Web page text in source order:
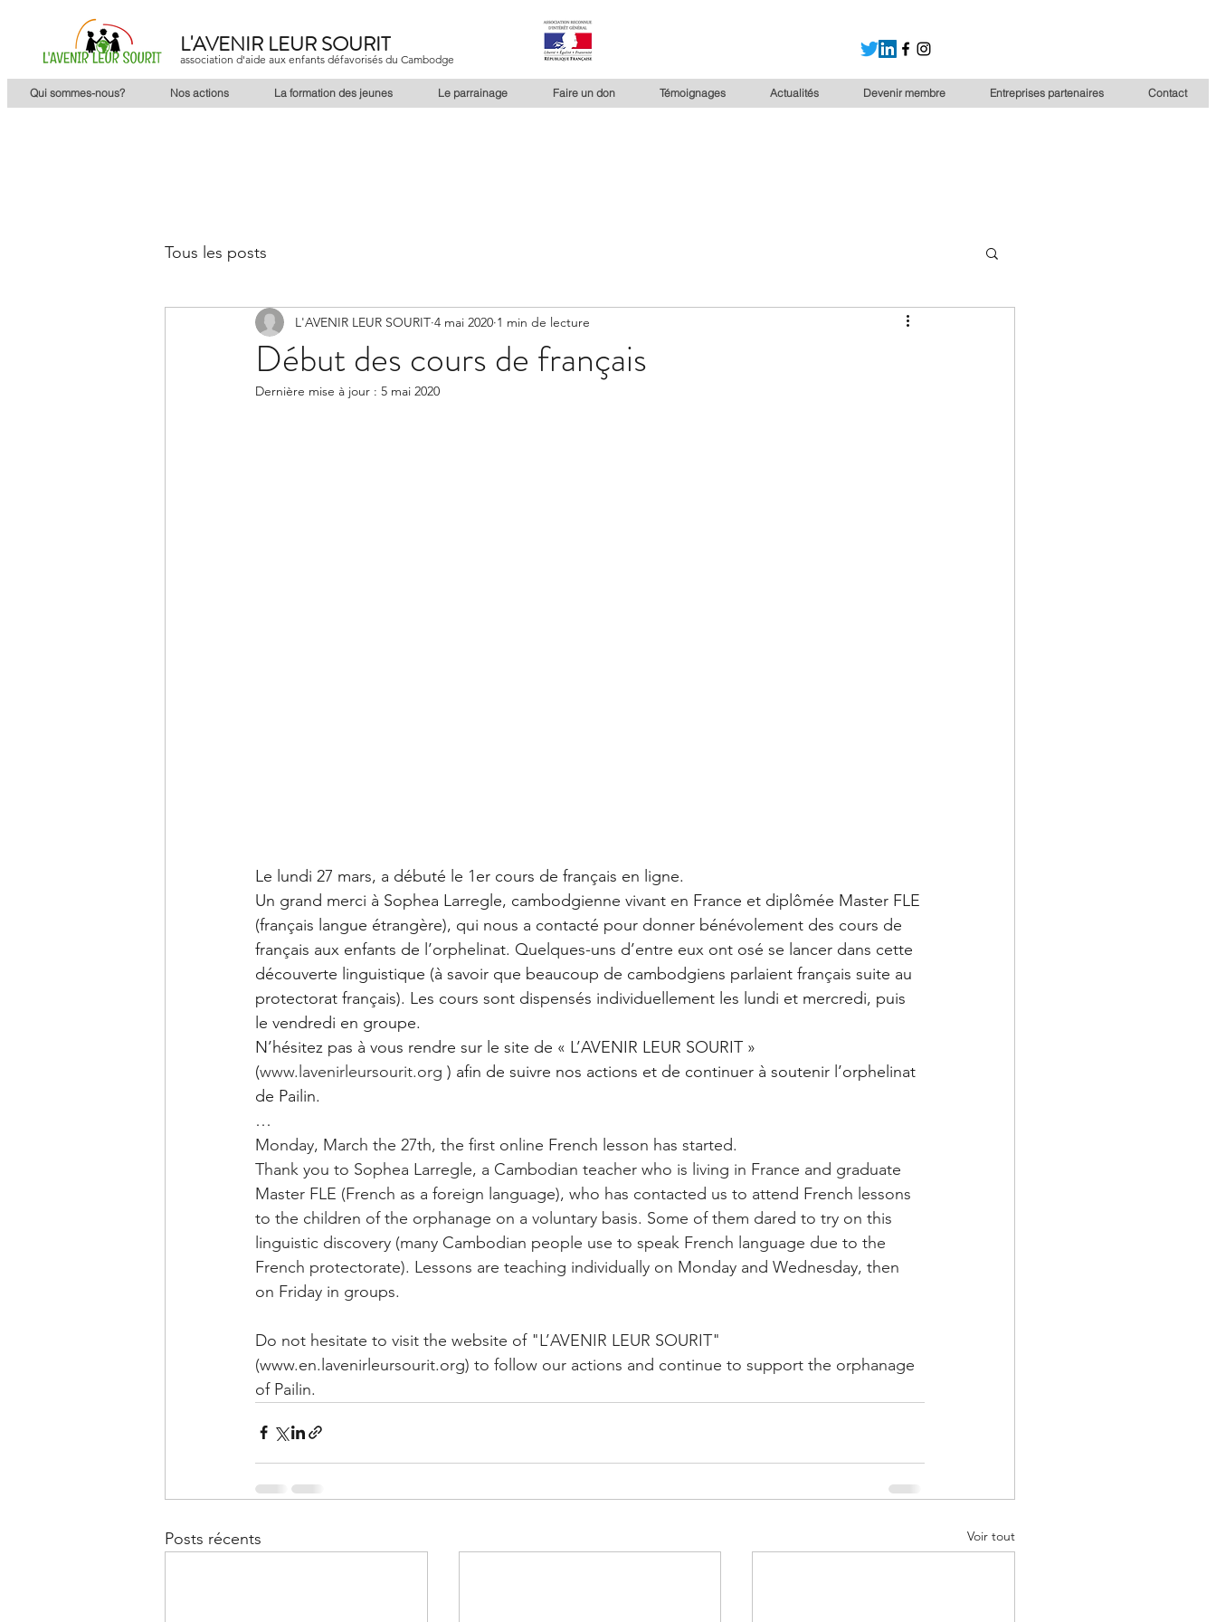
L'AVENIR LEUR SOURIT
association d'aide aux enfants défavorisés du Cambodge
Qui sommes-nous? Nos actions La formation des jeunes Le parrainage Faire un don Témoignages Actualités Devenir membre Entreprises partenaires Contact
Tous les posts
Début des cours de français
L'AVENIR LEUR SOURIT 4 mai 2020 1 min de lecture
Dernière mise à jour : 5 mai 2020
Le lundi 27 mars, a débuté le 1er cours de français en ligne.
Un grand merci à Sophea Larregle, cambodgienne vivant en France et diplômée Master FLE
(français langue étrangère), qui nous a contacté pour donner bénévolement des cours de
français aux enfants de l’orphelinat. Quelques-uns d’entre eux ont osé se lancer dans cette
découverte linguistique (à savoir que beaucoup de cambodgiens parlaient français suite au
protectorat français). Les cours sont dispensés individuellement les lundi et mercredi, puis
le vendredi en groupe.
N’hésitez pas à vous rendre sur le site de « L’AVENIR LEUR SOURIT »
(www.lavenirleursourit.org ) afin de suivre nos actions et de continuer à soutenir l’orphelinat
de Pailin.
…
Monday, March the 27th, the first online French lesson has started.
Thank you to Sophea Larregle, a Cambodian teacher who is living in France and graduate
Master FLE (French as a foreign language), who has contacted us to attend French lessons
to the children of the orphanage on a voluntary basis. Some of them dared to try on this
linguistic discovery (many Cambodian people use to speak French language due to the
French protectorate). Lessons are teaching individually on Monday and Wednesday, then
on Friday in groups.
Do not hesitate to visit the website of "L’AVENIR LEUR SOURIT"
(www.en.lavenirleursourit.org) to follow our actions and continue to support the orphanage
of Pailin.
Posts récents Voir tout